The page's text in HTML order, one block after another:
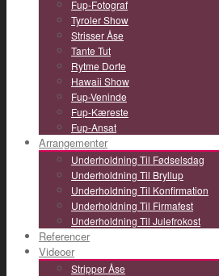
Fup-Fotograf
Tyroler Show
Strisser Åse
Tante Tut
Rytme Dorte
Hawaii Show
Fup-Veninde
Fup-Kæreste
Fup-Ansat
Arrangementer
Underholdning Til Fødselsdag
Underholdning Til Bryllup
Underholdning Til Konfirmation
Underholdning Til Firmafest
Underholdning Til Julefrokost
Referencer
Videoer
Stripper Åse